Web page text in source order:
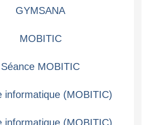
GYMSANA
MOBITIC
Séance MOBITIC
informatique (MOBITIC)
informatique (MOBITIC)